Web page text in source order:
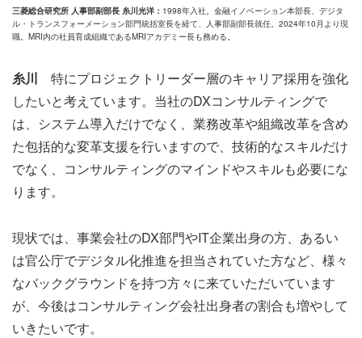
三菱総合研究所 人事部副部長 糸川光洋： 1998年入社。金融イノベーション本部長、デジタ
ル・トランスフォーメーション部門統括室長を経て、人事部副部長就任。2024年10月より現
職。MRI内の社員育成組織であるMRIアカデミー長も務める。
糸川 特にプロジェクトリーダー層のキャリア採用を強化
したいと考えています。当社のDXコンサルティングで
は、システム導入だけでなく、業務改革や組織改革を含め
た包括的な変革支援を行いますので、技術的なスキルだけ
でなく、コンサルティングのマインドやスキルも必要にな
ります。
現状では、事業会社のDX部門やIT企業出身の方、あるい
は官公庁でデジタル化推進を担当されていた方など、様々
なバックグラウンドを持つ方々に来ていただいています
が、今後はコンサルティング会社出身者の割合も増やして
いきたいです。